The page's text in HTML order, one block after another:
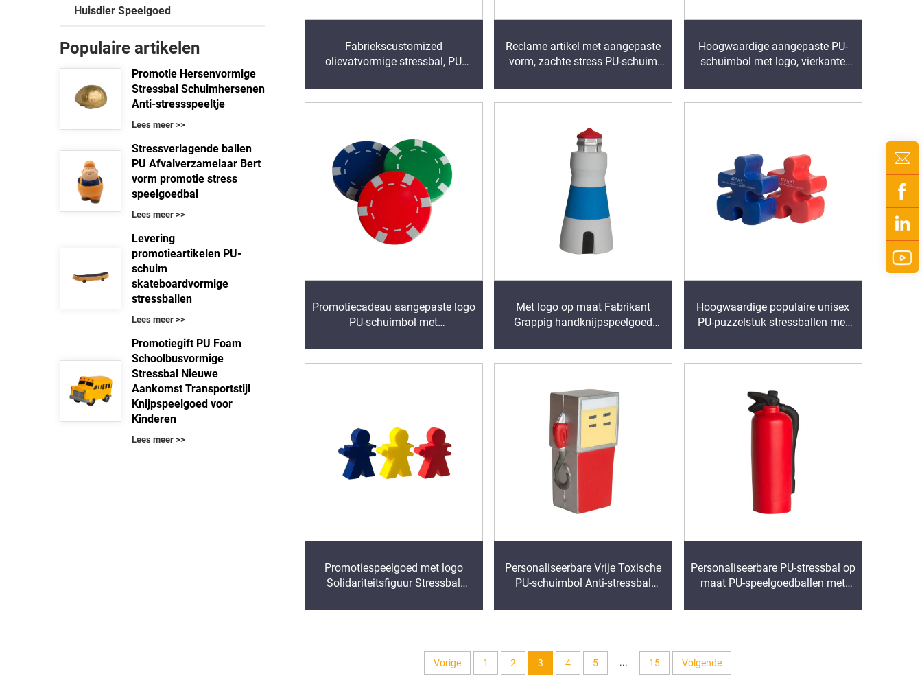
Huisdier Speelgoed
Populaire artikelen
Promotie Hersenvormige
Stressbal Schuimhersenen
Anti-stressspeeltje
Lees meer >>
Stressverlagende ballen
PU Afvalverzamelaar Bert
vorm promotie stress
speelgoedbal
Lees meer >>
Levering
promotieartikelen PU-
schuim
skateboardvormige
stressballen
Lees meer >>
Promotiegift PU Foam
Schoolbusvormige
Stressbal Nieuwe
Aankomst Transportstijl
Knijpspeelgoed voor
Kinderen
Lees meer >>
Fabriekscustomized
olievatvormige stressbal, PU
knijpgoed
Reclame artikel met aangepaste
vorm, zachte stress PU-schuim
knijp anti-stress speelgoed
Hoogwaardige aangepaste PU-
schuimbol met logo, vierkante
stressverlichting
Promotiecadeau aangepaste logo
PU-schuimbol met
schuimbol met casinochipvorm
tegen stress
Met logo op maat Fabrikant
Grappig handknijpspeelgoed
met logo Kindersqueeze
stressspeelgoed
Hoogwaardige populaire unisex
PU-puzzelstuk stressballen met
reclamemarketing bedrukt
Promotiespeelgoed met logo
Solidariteitsfiguur Stressbal
Personaliseerbare Vrije Toxische
PU-schuimbol Anti-stressbal
Logo Kindknijptoy
Personaliseerbare PU-stressbal op
maat PU-speelgoedballen met
stressverlichter
Vorige 1 2 3 4 5 ... 15 Volgende